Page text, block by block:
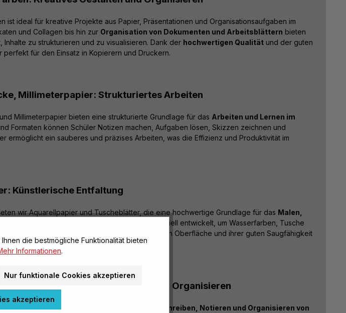
ist ideal für kreative Projekte aus Papier, Präsentationen und Organisationsaufgaben im
und Collagen bis hin zur Organisation von Dokumenten und Arbeitsblättern bieten
zu strukturieren und zu visualisieren. Dank der hochwertigen Qualität und der guten
für den Einsatz in Kopierern und Druckern.
Millimeterpapier: Strukturiertes Arbeiten
Millimeterpapier bieten eine strukturierte Grundlage für das Arbeiten und Lernen im
Formaten können Schüler Notizen machen, Aufgaben lösen, Skizzen zeichnen und
ermöglicht ein sauberes und präzises Arbeiten, was die Effizienz und Produktivität im
Künstlerische Entfaltung
wir Aquarellpapier und Tuscheblätter, die eine hochwertige Grundlage für das Malen,
Medien bieten. Unsere Papiere sind speziell entwickelt, um Wasserfarben, Tusche
ein optimales Ergebnis zu erzielen. Mit ihrer glatten Oberfläche und ihrer guten Saugfähigkeit
geeignet.
Strukturiertes Schreiben und Organisieren
bieten eine strukturierte Grundlage für das
Schreiben, Notieren und Organisieren von
die bestmögliche Funktionalität bieten
Informationen.
Nur funktionale Cookies akzeptieren
akzeptieren